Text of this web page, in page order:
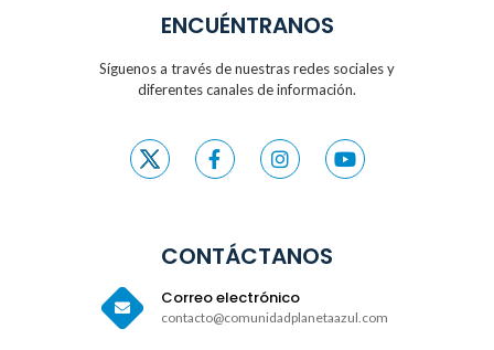
ENCUÉNTRANOS
Síguenos a través de nuestras redes sociales y
diferentes canales de información.
CONTÁCTANOS
Correo electrónico
contacto@comunidadplanetaazul.com